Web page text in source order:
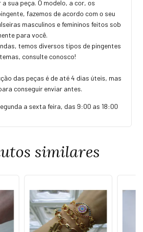
sua peça. O modelo, a cor, os
fazemos de acordo com o seu
masculinos e femininos feitos sob
para você.
temos diversos tipos de pingentes
consulte conosco!
das peças é de até 4 dias úteis, mas
conseguir enviar antes.
a sexta feira, das 9:00 as 18:00
similares